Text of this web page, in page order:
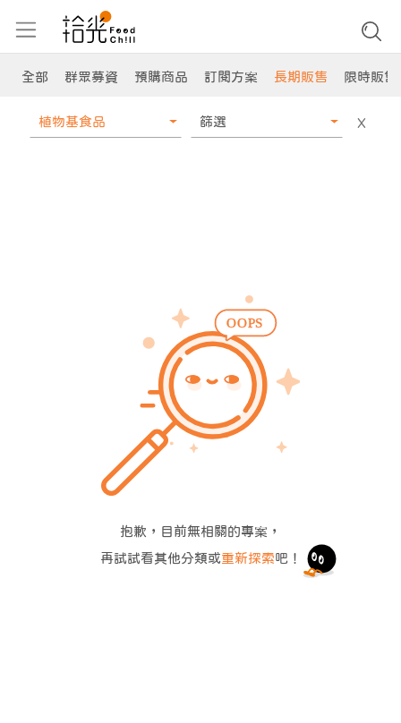
全部 群眾募資 預購商品 訂閱方案 長期販售 限時販售
植物基食品 篩選 X
抱歉，目前無相關的專案，
再試試看其他分類或重新探索吧！